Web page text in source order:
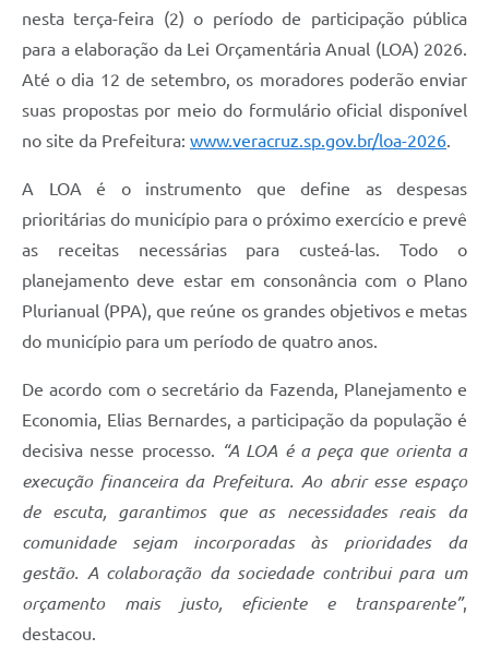
nesta terça-feira (2) o período de participação pública
para a elaboração da Lei Orçamentária Anual (LOA) 2026.
Até o dia 12 de setembro, os moradores poderão enviar
suas propostas por meio do formulário oficial disponível
no site da Prefeitura: www.veracruz.sp.gov.br/loa-2026.
A LOA é o instrumento que define as despesas
prioritárias do município para o próximo exercício e prevê
as receitas necessárias para custeá-las. Todo o
planejamento deve estar em consonância com o Plano
Plurianual (PPA), que reúne os grandes objetivos e metas
do município para um período de quatro anos.
De acordo com o secretário da Fazenda, Planejamento e
Economia, Elias Bernardes, a participação da população é
decisiva nesse processo. “A LOA é a peça que orienta a
execução financeira da Prefeitura. Ao abrir esse espaço
de escuta, garantimos que as necessidades reais da
comunidade sejam incorporadas às prioridades da
gestão. A colaboração da sociedade contribui para um
orçamento mais justo, eficiente e transparente”,
destacou.